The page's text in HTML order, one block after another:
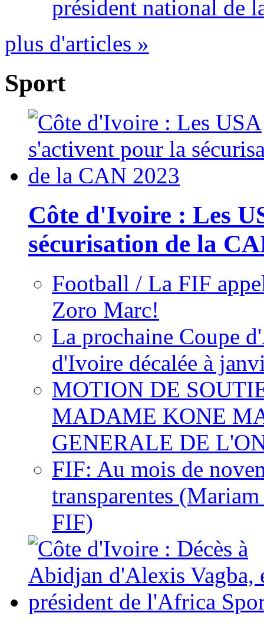
président national de
plus d'articles »
Sport
Côte d'Ivoire : Les
sécurisation de la
Football / La FIF
Zoro Marc!
La prochaine Coupe
d'Ivoire décalée à
MOTION DE
MADAME KONE
GENERALE DE
FIF: Au mois de
transparentes
FIF)